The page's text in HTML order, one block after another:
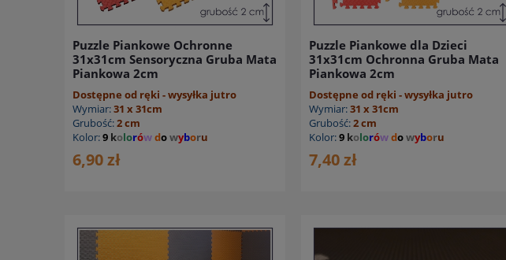
Puzzle Piankowe Ochronne
31x31cm Sensoryczna Gruba Mata
Piankowa 2cm
Dostępne od ręki - wysyłka jutro
Wymiar:31 x 31cm
Grubość:2 cm
Kolor:9 kolorówdowyboru
6,90 zł
Puzzle Piankowe dla Dzieci
31x31cm Ochronna Gruba Mata
Piankowa 2cm
Dostępne od ręki - wysyłka jutro
Wymiar:31 x 31cm
Grubość:2 cm
Kolor:9 kolorówdowyboru
7,40 zł